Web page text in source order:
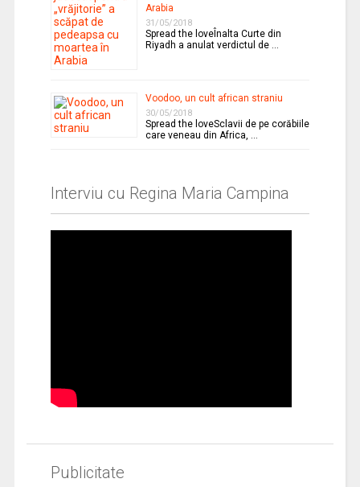
Arabia
31/05/2018
Spread the loveÎnalta Curte din
Riyadh a anulat verdictul de …
Voodoo, un cult african straniu
30/05/2018
Spread the loveSclavii de pe corăbiile
care veneau din Africa, …
Interviu cu Regina Maria Campina
Publicitate